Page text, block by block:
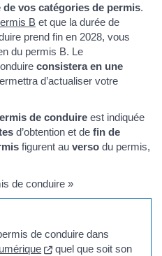
de vos catégories de permis.
B et que la durée de
prend fin en 2028, vous
du permis B. Le
consistera en une
d’actualiser votre
de conduire est indiquée
d’obtention et de fin de
figurent au verso du permis,
de conduire »
de conduire dans
(nouvelle fenêtre)
quel que soit son